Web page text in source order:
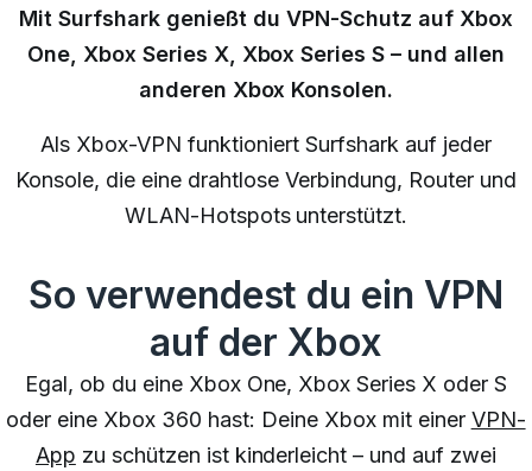
Mit Surfshark genießt du VPN-Schutz aufXbox
One, Xbox Series X, Xbox Series S – und allen
anderen Xbox Konsolen.
Als Xbox-VPN funktioniert Surfshark auf jeder
Konsole, die eine drahtlose Verbindung, Router und
WLAN-Hotspots unterstützt.
So verwendest du ein VPN
auf der Xbox
Egal, ob du eine Xbox One, Xbox Series X oder S
oder eine Xbox 360 hast: Deine Xbox mit einer VPN-
App zu schützen ist kinderleicht – und auf zwei